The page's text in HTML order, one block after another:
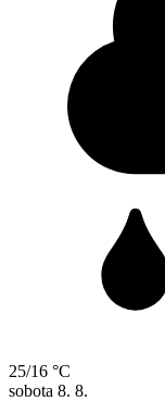
25/16 °C
sobota 8. 8.